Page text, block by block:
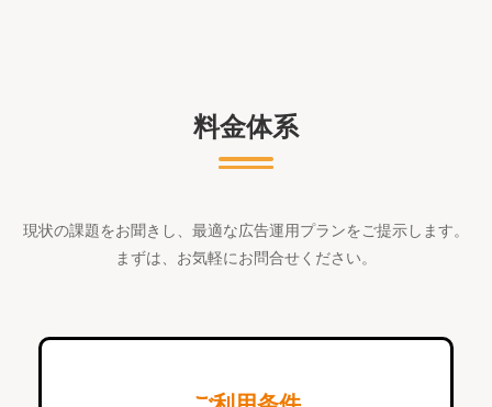
料金体系
現状の課題をお聞きし、最適な広告運用プランをご提示します。
まずは、お気軽にお問合せください。